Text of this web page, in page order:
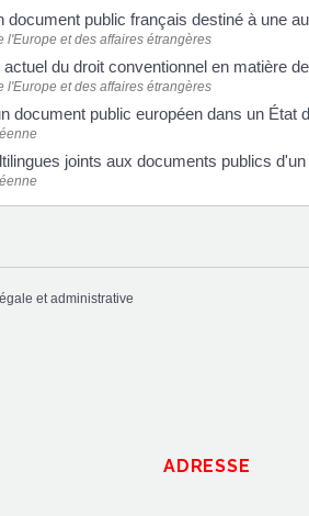
document public français destiné à une
l'Europe et des affaires étrangères
actuel du droit conventionnel en matière
l'Europe et des affaires étrangères
document public européen dans un État
joints aux documents publics
et administrative
ADRESSE